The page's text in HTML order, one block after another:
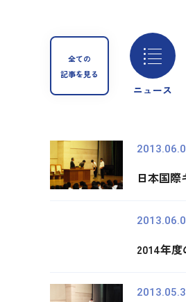
全ての
記事を見る
ニュース
日本国際
2014年